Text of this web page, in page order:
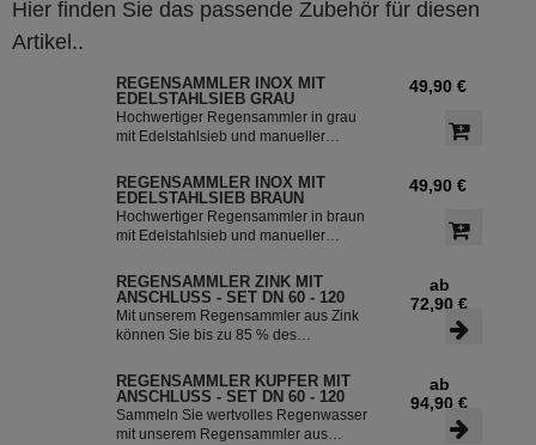
Hier finden Sie das passende Zubehör für diesen
Artikel..
REGENSAMMLER INOX MIT
EDELSTAHLSIEB GRAU
Hochwertiger Regensammler in grau
mit Edelstahlsieb und manueller
Regenwasserfilter INOX verfügt über
einen integriertem Überlaufstop und
leitet zuverlässig sauberes
Regenwasser in ihre Regentonne.
Welt exportiert.
49,90 €
REGENSAMMLER INOX MIT
EDELSTAHLSIEB BRAUN
Hochwertiger Regensammler in braun
mit Edelstahlsieb und manueller
Regenwasserfilter INOX verfügt über
einen integriertem Überlaufstop und
leitet zuverlässig sauberes
Regenwasser in ihre Regentonne.
Welt exportiert.
49,90 €
REGENSAMMLER ZINK MIT
ANSCHLUSS - SET DN 60 - 120
Mit unserem Regensammler aus Zink
können Sie bis zu 85 % des
und in Ihrer Regentonne speichern.
Der Regensammler ist frostsicher und
lässt sich durch das Schiebeteil einfach
ein- und ausbauen. Der flexible
ab
72,90 €
REGENSAMMLER KUPFER MIT
ANSCHLUSS - SET DN 60 - 120
Sammeln Sie wertvolles Regenwasser
mit unserem Regensammler aus
ab
94,90 €